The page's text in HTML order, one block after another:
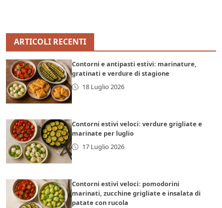
ARTICOLI RECENTI
Contorni e antipasti estivi: marinature,
gratinati e verdure di stagione
18 Luglio 2026
Contorni estivi veloci: verdure grigliate e
marinate per luglio
17 Luglio 2026
Contorni estivi veloci: pomodorini
marinati, zucchine grigliate e insalata di
patate con rucola